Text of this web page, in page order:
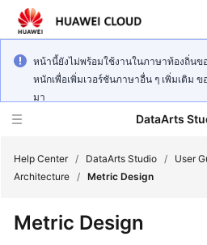
หน้านี้ยังไม่พร้อมใช้งานในภาษาท้องถิ่นข
หนักเพื่อเพิ่มเวอร์ชันภาษาอื่น ๆ เพิ่มเติม
มา
DataArts
New
Help Center / DataArts Studio / User
Architecture / Metric Design
Metric Design